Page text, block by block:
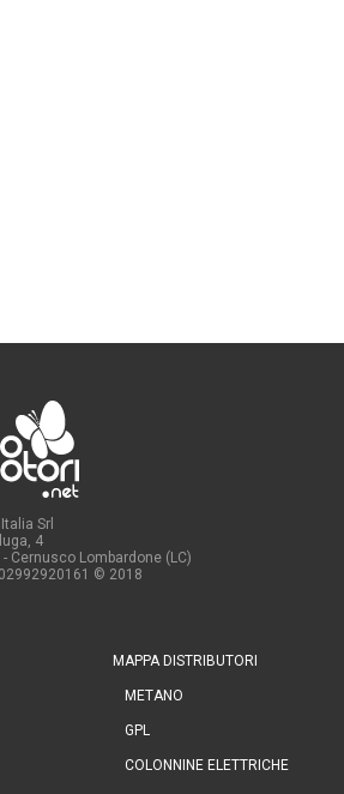
Srl
4
- Cernusco Lombardone (LC)
© 2018
MAPPA DISTRIBUTORI
METANO
GPL
COLONNINE ELETTRICHE